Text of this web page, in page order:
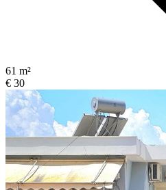
61 m²
€ 30